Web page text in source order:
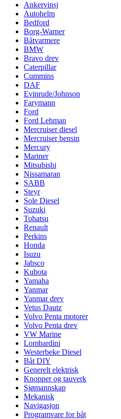
Ankervinsj
Autohelm
Bedford
Borg-Warner
Båtvarmere
BMW
Bravo drev
Caterpillar
Cummins
DAF
Evinrude/Johnson
Farymann
Ford
Ford Lehman
Mercruiser diesel
Mercruiser bensin
Mercury
Mariner
Mitsubishi
Nissamaran
SABB
Steyr
Sole Diesel
Suzuki
Tohatsu
Renault
Perkins
Honda
Isuzu
Jabsco
Kubota
Yamaha
Yanmar
Yanmar drev
Vetus Dautz
Volvo Penta motorer
Volvo Penta drev
VW Marine
Lombardini
Westerbeke Diesel
Båt DIY
Generelt elektrisk
Knopper og tauverk
Sjømannskap
Mekanisk
Navigasjon
Programvare for båt